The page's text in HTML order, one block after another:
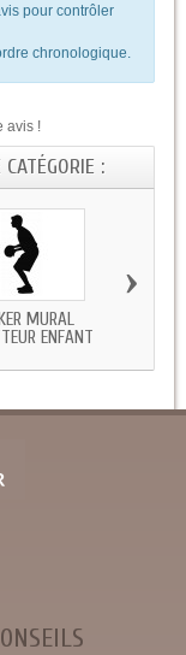
pour contrôler
chronologique.
avis !
:
MURAL
ENFANT
›